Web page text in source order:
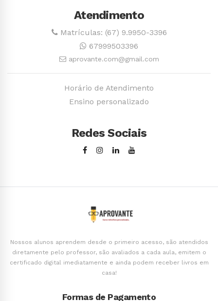
Atendimento
Matrículas: (67) 9.9950-3396
67999503396
aprovante.com@gmail.com
Horário de Atendimento
Ensino personalizado
Redes Sociais
Nossos alunos aprendem desde o primeiro acesso, são atendidos
diretamente pelo professor, são avaliados a cada aula, emitem o
certificado digital imediatamente e ainda podem receber livros em
casa!
Formas de Pagamento